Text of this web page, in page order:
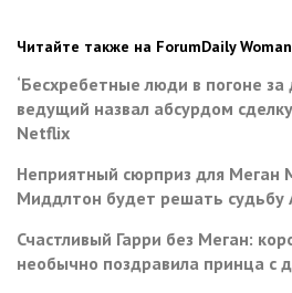
Читайте также на ForumDaily
‘Бесхребетные люди в погоне за
ведущий назвал абсурдом
Netflix
Неприятный сюрприз для Меган
Миддлтон будет решать судьбу
Счастливый Гарри без Меган:
необычно поздравила принца с